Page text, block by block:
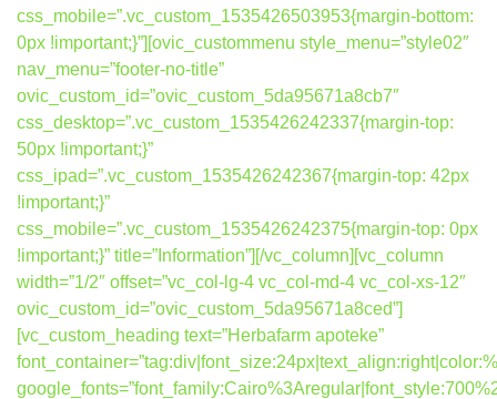
css_mobile=”.vc_custom_1535426503953{margin-bottom:
0px !important;}”][ovic_custommenu style_menu=”style02″
nav_menu=”footer-no-title”
ovic_custom_id=”ovic_custom_5da95671a8cb7″
css_desktop=”.vc_custom_1535426242337{margin-top:
50px !important;}”
css_ipad=”.vc_custom_1535426242367{margin-top: 42px
!important;}”
css_mobile=”.vc_custom_1535426242375{margin-top: 0px
!important;}” title=”Information”][/vc_column][vc_column
width=”1/2″ offset=”vc_col-lg-4 vc_col-md-4 vc_col-xs-12″
ovic_custom_id=”ovic_custom_5da95671a8ced”]
[vc_custom_heading text=”Herbafarm apoteke”